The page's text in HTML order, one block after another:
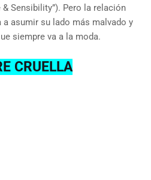
Sensibility”). Pero la relación
asumir su lado más malvado y
siempre va a la moda.
CRUELLA